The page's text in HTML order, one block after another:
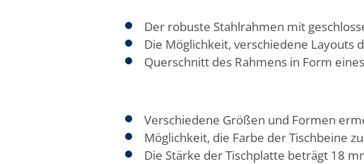
Der robuste Stahlrahmen mit
Die Möglichkeit, verschiedene Layouts
Querschnitt des Rahmens in Form
Verschiedene Größen und Formen
Möglichkeit, die Farbe der Tischbeine
Die Stärke der Tischplatte beträgt 18